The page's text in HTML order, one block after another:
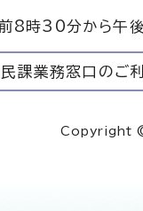
前8時30分から午
課業務窓口のご
Copyright